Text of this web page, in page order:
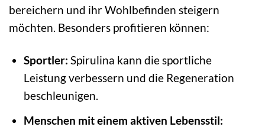
bereichern und ihr Wohlbefinden steigern
möchten. Besonders profitieren können:
Sportler: Spirulina kann die sportliche
Leistung verbessern und die Regeneration
beschleunigen.
Menschen mit einem aktiven Lebensstil: